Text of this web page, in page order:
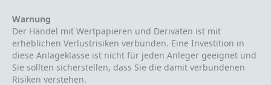
Warnung
Der Handel mit Wertpapieren und Derivaten ist mit
erheblichen Verlustrisiken verbunden. Eine Investition in
diese Anlageklasse ist nicht für jeden Anleger geeignet und
Sie sollten sicherstellen, dass Sie die damit verbundenen
Risiken verstehen.